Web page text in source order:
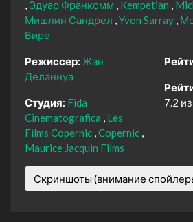
Эдуар Франкомм
Kempetian
Мишлин Сандрел Yvon Sarray
Вире
Режиссер: Жан
Деланнуа
Студия: Fida
Cinematografica
Les
Films Copernic Copernic
Maurice Jacquin Films
7.2
Скриншоты (внимание